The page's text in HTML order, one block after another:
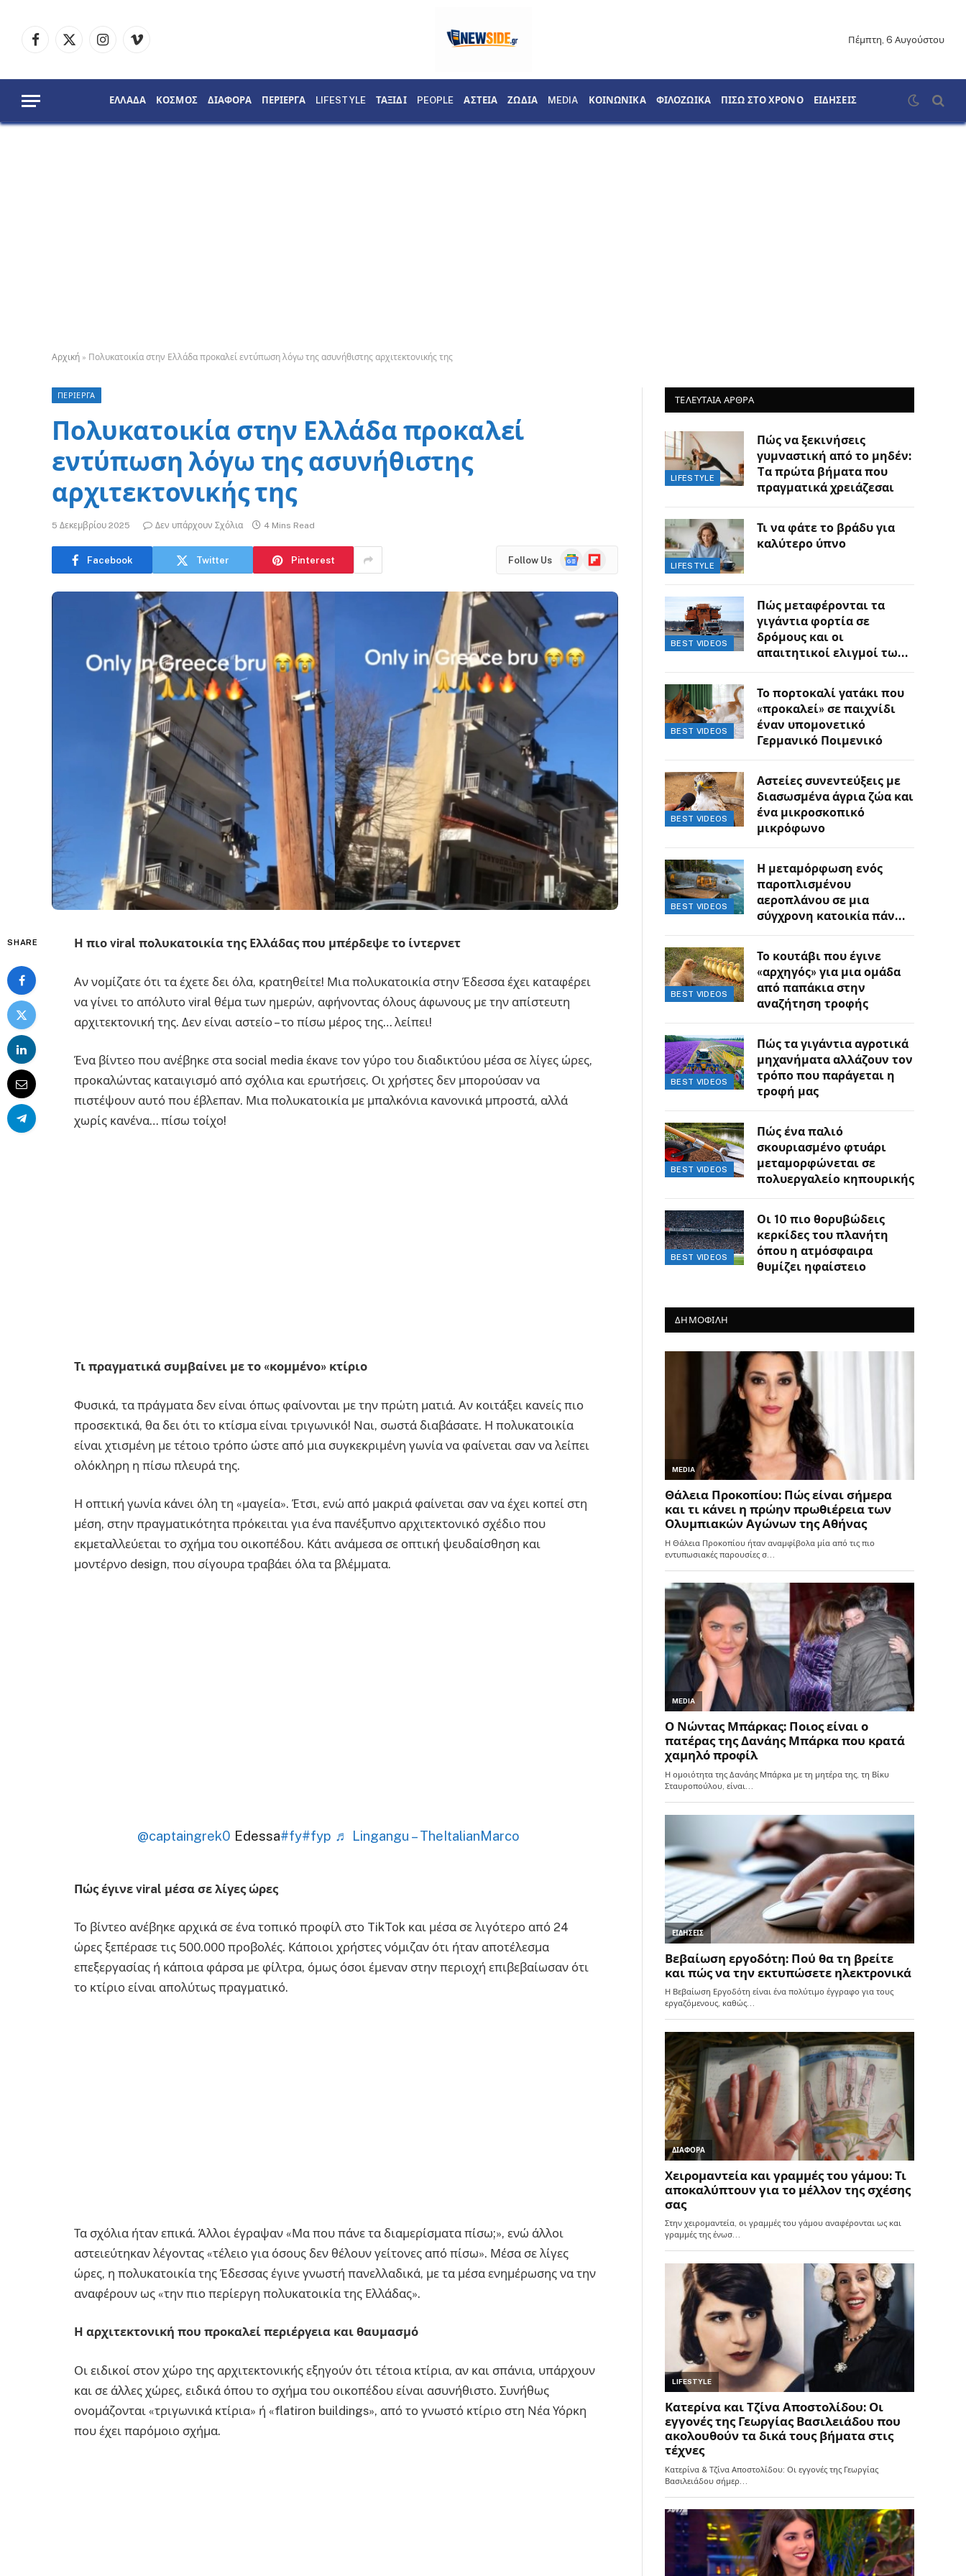
Facebook
X
InstagramVimeo
Πέμπτη, 6 Αυγούστου
ΕΛΛΑΔΑ ΚΟΣΜΟΣ ΔΙΑΦΟΡΑ ΠΕΡΙΕΡΓΑ LIFESTYLE ΤΑΞΙΔΙ PEOPLE ΑΣΤΕΙΑ ΖΩΔΙΑ MEDIA ΚΟΙΝΩΝΙΚΑ ΦΙΛΟΖΩΙΚΑ ΠΙΣΩ ΣΤΟ ΧΡΟΝΟ ΕΙΔΗΣΕΙΣ
Αρχική » Πολυκατοικία στην Ελλάδα προκαλεί εντύπωση λόγω της ασυνήθιστης αρχιτεκτονικής της
ΠΕΡΙΕΡΓΑ
Πολυκατοικία στην Ελλάδα προκαλεί
εντύπωση λόγω της ασυνήθιστης
αρχιτεκτονικής της
5 Δεκεμβρίου 2025 Δεν υπάρχουν Σχόλια 4 Mins Read
Facebook Twitter Pinterest Follow Us
GoogleFlipboard
SHARE Η πιο viral πολυκατοικία της Ελλάδας που μπέρδεψε το ίντερνετ
Αν νομίζατε ότι τα έχετε δει όλα, κρατηθείτε! Μια πολυκατοικία στην Έδεσσα έχει καταφέρει
να γίνει το απόλυτο viral θέμα των ημερών, αφήνοντας όλους άφωνους με την απίστευτη
αρχιτεκτονική της. Δεν είναι αστείο – το πίσω μέρος της… λείπει!
Ένα βίντεο που ανέβηκε στα social media έκανε τον γύρο του διαδικτύου μέσα σε λίγες ώρες,
προκαλώντας καταιγισμό από σχόλια και ερωτήσεις. Οι χρήστες δεν μπορούσαν να
πιστέψουν αυτό που έβλεπαν. Μια πολυκατοικία με μπαλκόνια κανονικά μπροστά, αλλά
χωρίς κανένα… πίσω τοίχο!
Τι πραγματικά συμβαίνει με το «κομμένο» κτίριο
Φυσικά, τα πράγματα δεν είναι όπως φαίνονται με την πρώτη ματιά. Αν κοιτάξει κανείς πιο
προσεκτικά, θα δει ότι το κτίσμα είναι τριγωνικό! Ναι, σωστά διαβάσατε. Η πολυκατοικία
είναι χτισμένη με τέτοιο τρόπο ώστε από μια συγκεκριμένη γωνία να φαίνεται σαν να λείπει
ολόκληρη η πίσω πλευρά της.
Η οπτική γωνία κάνει όλη τη «μαγεία». Έτσι, ενώ από μακριά φαίνεται σαν να έχει κοπεί στη
μέση, στην πραγματικότητα πρόκειται για ένα πανέξυπνο αρχιτεκτονικό σχέδιο που
εκμεταλλεύεται το σχήμα του οικοπέδου. Κάτι ανάμεσα σε οπτική ψευδαίσθηση και
μοντέρνο design, που σίγουρα τραβάει όλα τα βλέμματα.
@captaingrek0 Edessa#fy#fyp ♬ Lingangu – TheItalianMarco
Πώς έγινε viral μέσα σε λίγες ώρες
Το βίντεο ανέβηκε αρχικά σε ένα τοπικό προφίλ στο TikTok και μέσα σε λιγότερο από 24
ώρες ξεπέρασε τις 500.000 προβολές. Κάποιοι χρήστες νόμιζαν ότι ήταν αποτέλεσμα
επεξεργασίας ή κάποια φάρσα με φίλτρα, όμως όσοι έμεναν στην περιοχή επιβεβαίωσαν ότι
το κτίριο είναι απολύτως πραγματικό.
Τα σχόλια ήταν επικά. Άλλοι έγραψαν «Μα που πάνε τα διαμερίσματα πίσω;», ενώ άλλοι
αστειεύτηκαν λέγοντας «τέλειο για όσους δεν θέλουν γείτονες από πίσω». Μέσα σε λίγες
ώρες, η πολυκατοικία της Έδεσσας έγινε γνωστή πανελλαδικά, με τα μέσα ενημέρωσης να την
αναφέρουν ως «την πιο περίεργη πολυκατοικία της Ελλάδας».
Η αρχιτεκτονική που προκαλεί περιέργεια και θαυμασμό
Οι ειδικοί στον χώρο της αρχιτεκτονικής εξηγούν ότι τέτοια κτίρια, αν και σπάνια, υπάρχουν
και σε άλλες χώρες, ειδικά όπου το σχήμα του οικοπέδου είναι ασυνήθιστο. Συνήθως
ονομάζονται «τριγωνικά κτίρια» ή «flatiron buildings», από το γνωστό κτίριο στη Νέα Υόρκη
που έχει παρόμοιο σχήμα.
ΤΕΛΕΥΤΑΙΑ ΑΡΘΡΑ
LIFESTYLE
Πώς να ξεκινήσεις
γυμναστική από το μηδέν:
Tα πρώτα βήματα που
πραγματικά χρειάζεσαι
LIFESTYLE
Τι να φάτε το βράδυ για
καλύτερο ύπνο
BEST VIDEOS
Πώς μεταφέρονται τα
γιγάντια φορτία σε
δρόμους και οι
απαιτητικοί ελιγμοί των
BEST VIDEOS
Το πορτοκαλί γατάκι που
«προκαλεί» σε παιχνίδι
έναν υπομονετικό
Γερμανικό Ποιμενικό
BEST VIDEOS
Αστείες συνεντεύξεις με
διασωσμένα άγρια ζώα και
ένα μικροσκοπικό
μικρόφωνο
BEST VIDEOS
Η μεταμόρφωση ενός
παροπλισμένου
αεροπλάνου σε μια
σύγχρονη κατοικία πάνω
BEST VIDEOS
Το κουτάβι που έγινε
«αρχηγός» για μια ομάδα
από παπάκια στην
αναζήτηση τροφής
BEST VIDEOS
Πώς τα γιγάντια αγροτικά
μηχανήματα αλλάζουν τον
τρόπο που παράγεται η
τροφή μας
BEST VIDEOS
Πώς ένα παλιό
σκουριασμένο φτυάρι
μεταμορφώνεται σε
πολυεργαλείο κηπουρικής
BEST VIDEOS
Οι 10 πιο θορυβώδεις
κερκίδες του πλανήτη
όπου η ατμόσφαιρα
θυμίζει ηφαίστειο
ΔΗΜΟΦΙΛΗ